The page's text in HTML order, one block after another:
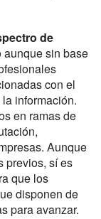
de
aunque sin base
con el
información.
en ramas de
Aunque
previos, sí es
que los
disponen de
para avanzar.